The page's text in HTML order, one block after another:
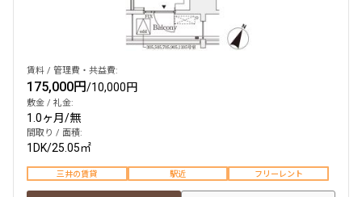
賃料 / 管理費・共益費:
175,000円/10,000円
敷金 / 礼金:
1.0ヶ月/無
間取り / 面積:
1DK/25.05㎡
三井の賃貸 駅近 フリーレント